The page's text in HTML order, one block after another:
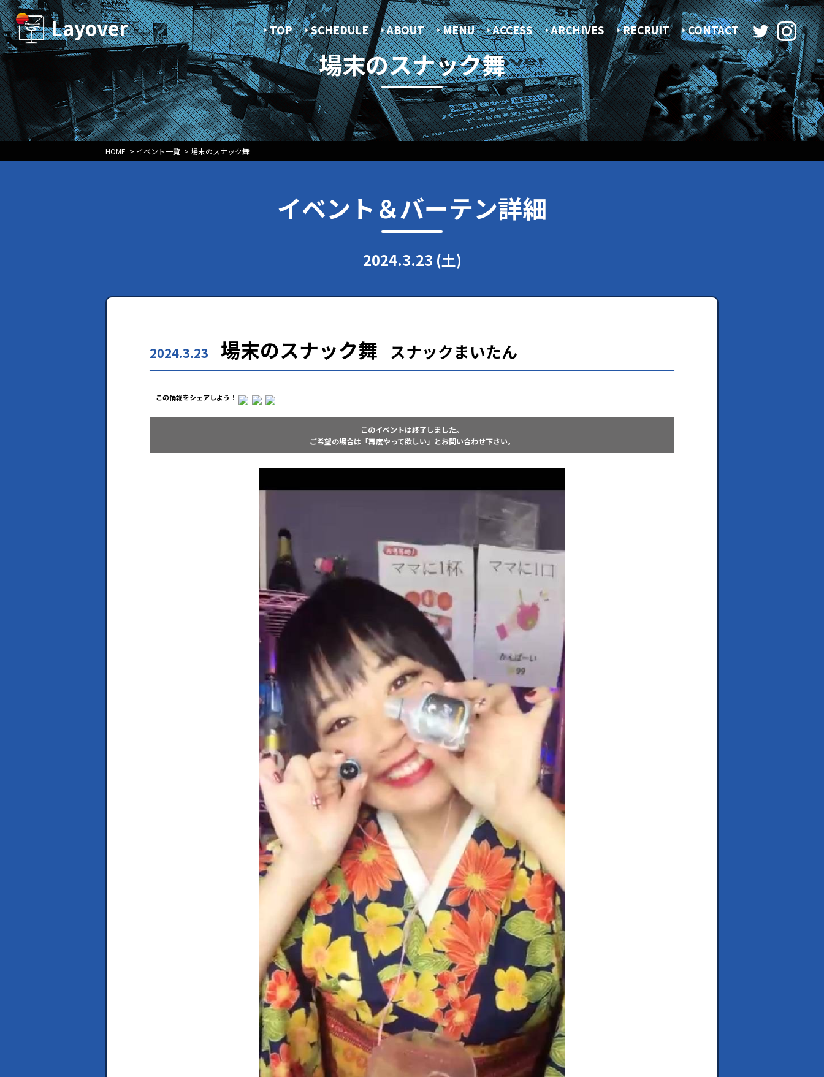
Layover
場末のスナック舞
TOP SCHEDULE ABOUT MENU ACCESS ARCHIVES RECRUIT CONTACT
HOME > イベント一覧 > 場末のスナック舞
イベント＆バーテン詳細
2024.3.23 (土)
2024.3.23 場末のスナック舞 スナックまいたん
この情報をシェアしよう！
このイベントは終了しました。
ご希望の場合は「再度やって欲しい」とお問い合わせ下さい。